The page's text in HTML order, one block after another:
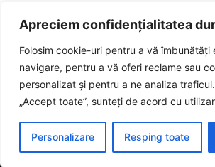
Apreciem confidențialitatea
Folosim cookie-uri pentru a vă îmbunătăți
navigare, pentru a vă oferi reclame sau
personalizat și pentru a ne analiza
„Accept toate”, sunteți de acord cu
Personalizare Resping toate
© 2023 eGorj.ro. Toate drepturile